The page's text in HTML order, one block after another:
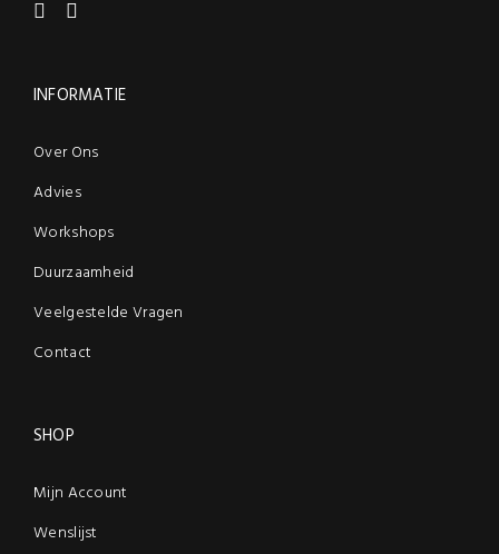
INFORMATIE
Over Ons
Advies
Workshops
Duurzaamheid
Veelgestelde Vragen
Contact
SHOP
Mijn Account
Wenslijst